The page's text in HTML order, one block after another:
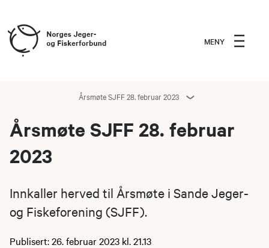
MENY
Årsmøte SJFF 28. februar 2023
Årsmøte SJFF 28. februar
2023
Innkaller herved til Årsmøte i Sande Jeger-
og Fiskeforening (SJFF).
Publisert: 26. februar 2023 kl. 21.13